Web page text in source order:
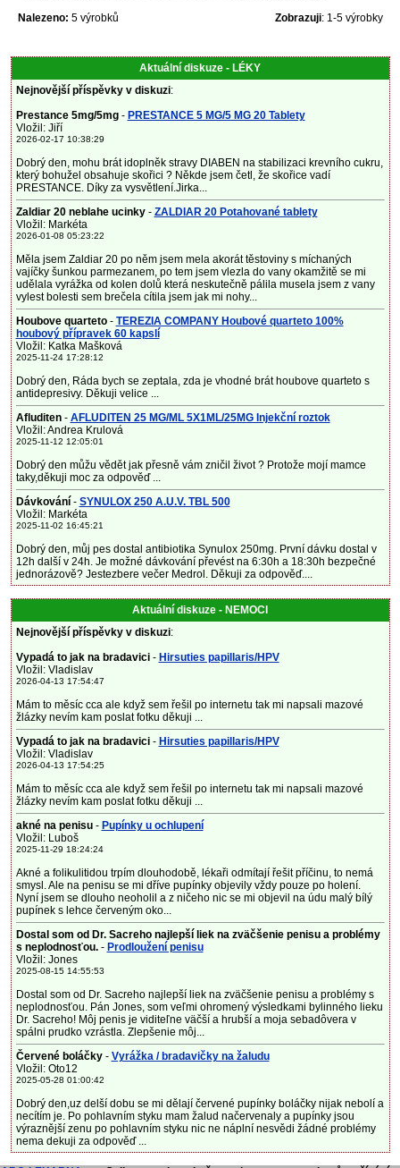
Nalezeno: 5 výrobků Zobrazuji: 1-5 výrobky
Aktuální diskuze - LÉKY
Nejnovější příspěvky v diskuzi:
Prestance 5mg/5mg- PRESTANCE 5 MG/5 MG 20 Tablety
Vložil: Jiří
2026-02-17 10:38:29
Dobrý den, mohu brát idoplněk stravy DIABEN na stabilizaci krevního cukru,
který bohužel obsahuje skořici ? Někde jsem četl, že skořice vadí
PRESTANCE. Díky za vysvětlení.Jirka...
Zaldiar 20 neblahe ucinky- ZALDIAR 20 Potahované tablety
Vložil: Markéta
2026-01-08 05:23:22
Měla jsem Zaldiar 20 po něm jsem mela akorát těstoviny s míchaných
vajíčky šunkou parmezanem, po tem jsem vlezla do vany okamžitě se mi
udělala vyrážka od kolen dolů která neskutečně pálila musela jsem z vany
vylest bolesti sem brečela cítila jsem jak mi nohy...
Houbove quarteto- TEREZIA COMPANY Houbové quarteto 100%
houbový přípravek 60 kapslí
Vložil: Katka Mašková
2025-11-24 17:28:12
Dobrý den, Ráda bych se zeptala, zda je vhodné brát houbove quarteto s
antidepresivy. Děkuji velice ...
Afluditen- AFLUDITEN 25 MG/ML 5X1ML/25MG Injekční roztok
Vložil: Andrea Krulová
2025-11-12 12:05:01
Dobrý den můžu vědět jak přesně vám zničil život ? Protože mojí mamce
taky,děkuji moc za odpověď ...
Dávkování - SYNULOX 250 A.U.V. TBL 500
Vložil: Markéta
2025-11-02 16:45:21
Dobrý den, můj pes dostal antibiotika Synulox 250mg. První dávku dostal v
12h další v 24h. Je možné dávkování převést na 6:30h a 18:30h bezpečné
jednorázově? Jestezbere večer Medrol. Děkuji za odpověď....
Aktuální diskuze - NEMOCI
Nejnovější příspěvky v diskuzi:
Vypadá to jak na bradavici - Hirsuties papillaris/HPV
Vložil: Vladislav
2026-04-13 17:54:47
Mám to měsíc cca ale když sem řešil po internetu tak mi napsali mazové
žlázky nevím kam poslat fotku děkuji ...
Vypadá to jak na bradavici - Hirsuties papillaris/HPV
Vložil: Vladislav
2026-04-13 17:54:25
Mám to měsíc cca ale když sem řešil po internetu tak mi napsali mazové
žlázky nevím kam poslat fotku děkuji ...
akné na penisu- Pupínky u ochlupení
Vložil: Luboš
2025-11-29 18:24:24
Akné a folikulitidou trpím dlouhodobě, lékaři odmítají řešit příčinu, to nemá
smysl. Ale na penisu se mi dříve pupínky objevily vždy pouze po holení.
Nyní jsem se dlouho neoholil a z ničeho nic se mi objevil na údu malý bílý
pupínek s lehce červeným oko...
Dostal som od Dr. Sacreho najlepší liek na zväčšenie penisu a problémy
s neplodnosťou.- Prodloužení penisu
Vložil: Jones
2025-08-15 14:55:53
Dostal som od Dr. Sacreho najlepší liek na zväčšenie penisu a problémy s
neplodnosťou. Pán Jones, som veľmi ohromený výsledkami bylinného lieku
Dr. Sacreho! Môj penis je viditeľne väčší a hrubší a moja sebadôvera v
spálni prudko vzrástla. Zlepšenie môj...
Červené boláčky - Vyrážka / bradavičky na žaludu
Vložil: Oto12
2025-05-28 01:00:42
Dobrý den,uz delší dobu se mi dělají červené pupínky boláčky nijak nebolí a
necítím je. Po pohlavním styku mam žalud načervenaly a pupínky jsou
výraznější zenu po pohlavním styku nic ne náplní nesvědi žádné problémy
nema dekuji za odpověď ...